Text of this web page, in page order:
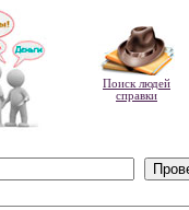
Поиск людей
справки